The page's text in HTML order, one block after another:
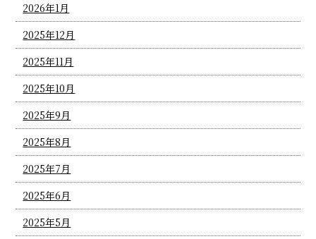
2026年1月
2025年12月
2025年11月
2025年10月
2025年9月
2025年8月
2025年7月
2025年6月
2025年5月